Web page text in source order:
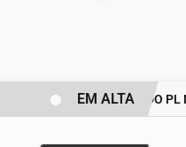
BASTIDORES DO PL NA
EM ALTA